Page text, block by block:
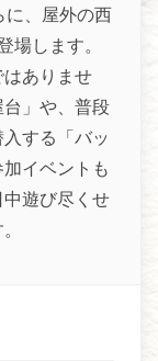
に、屋外の西
します。
ありませ
」や、普段
する「バッ
イベントも
遊び尽くせ